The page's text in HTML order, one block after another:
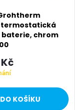
termostatická
chrom
Kč
DO KOŠÍKU